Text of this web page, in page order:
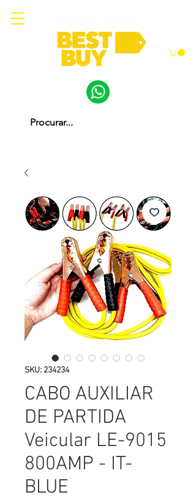
SKU: 234234
CABO AUXILIAR
DE PARTIDA
Veicular LE-9015
800AMP - IT-
BLUE